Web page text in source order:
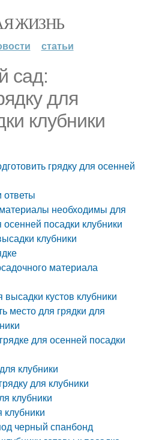
ЖИЗНЬ
статьи
сад:
для
клубники
грядку для осенней
необходимы для
осенней посадки клубники
клубники
материала
кустов клубники
место для грядки для
для осенней посадки
клубники
для клубники
клубники
клубники
черный спанбонд